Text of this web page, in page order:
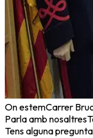
On estemCarrer
Parla amb nosaltres
Tens alguna